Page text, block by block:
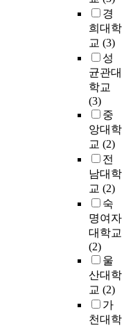
경
희대학
교 (3)
성
균관대
학교
(3)
중
앙대학
교 (2)
전
남대학
교 (2)
숙
명여자
대학교
(2)
울
산대학
교 (2)
가
천대학